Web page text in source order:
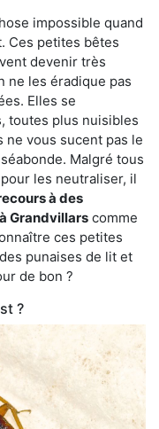
impossible quand
Ces petites bêtes
devenir très
ne les éradique pas
Elles se
toutes plus nuisibles
ne vous sucent pas le
Malgré tous
les neutraliser, il
à des
Grandvillars comme
ces petites
punaises de lit et
de bon ?
?